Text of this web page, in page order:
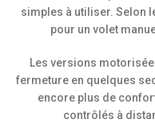
simples à utiliser. Selon
pour un volet
Les versions
fermeture en quelques
encore plus de
contrôlés à